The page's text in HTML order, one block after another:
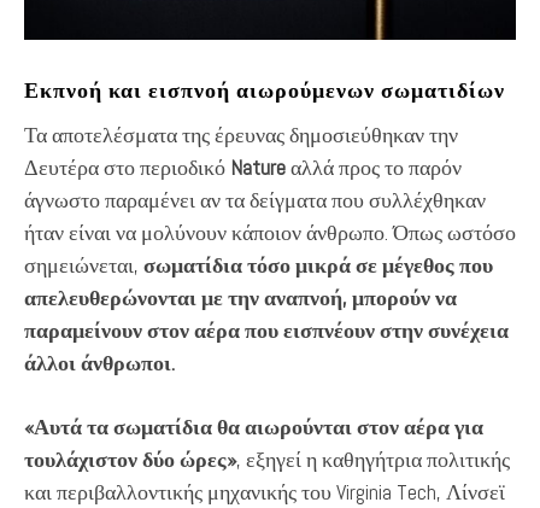
Εκπνοή και εισπνοή αιωρούμενων σωματιδίων
Τα αποτελέσματα της έρευνας δημοσιεύθηκαν την
Δευτέρα στο περιοδικό Natureαλλά προς το παρόν
άγνωστο παραμένει αν τα δείγματα που συλλέχθηκαν
ήταν είναι να μολύνουν κάποιον άνθρωπο. Όπως ωστόσο
σημειώνεται, σωματίδια τόσο μικρά σε μέγεθος που
απελευθερώνονται με την αναπνοή, μπορούν να
παραμείνουν στον αέρα που εισπνέουν στην συνέχεια
άλλοι άνθρωποι.
«Αυτά τα σωματίδια θα αιωρούνται στον αέρα για
τουλάχιστον δύο ώρες», εξηγεί η καθηγήτρια πολιτικής
και περιβαλλοντικής μηχανικής του Virginia Tech, Λίνσεϊ